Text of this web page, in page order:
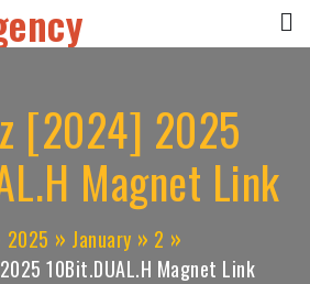
[2024] 2025
Magnet Link
2025 January
2
10Bit.DUAL.H Magnet Link